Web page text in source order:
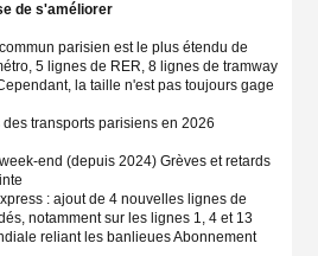
de s'améliorer
parisien est le plus étendu de
5 lignes de RER, 8 lignes de tramway
la taille n'est pas toujours gage
transports parisiens en 2026
end (depuis 2024) Grèves et retards
: ajout de 4 nouvelles lignes de
notamment sur les lignes 1, 4 et 13
reliant les banlieues Abonnement